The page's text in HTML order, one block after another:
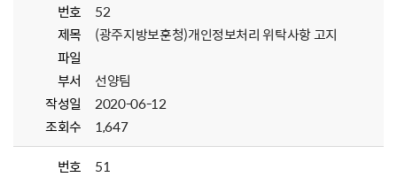
번호
52
제목
(광주지방보훈청)개인정보처리 위탁사항 고지
파일
부서
선양팀
작성일
2020-06-12
조회수
1,647
번호
51